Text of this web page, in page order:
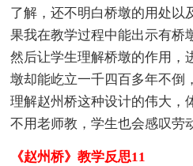
了解，还不明白桥墩的用处以
果我在教学过程中能出示有桥
然后让学生理解桥墩的作用，
墩却能屹立一千四百多年不倒
理解赵州桥这种设计的伟大，
不用老师教，学生也会感叹劳
《赵州桥》教学反思11